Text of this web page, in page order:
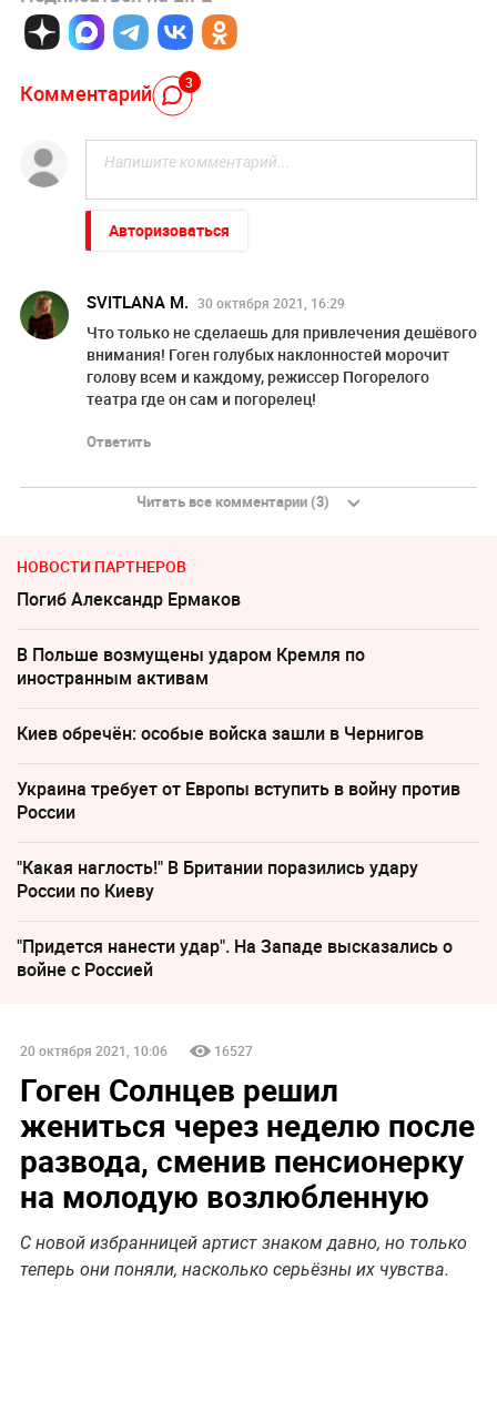
Комментарий 3
Авторизоваться
SVITLANA M. 30 октября 2021, 16:29
Что только не сделаешь для привлечения дешёвого
внимания! Гоген голубых наклонностей морочит
голову всем и каждому, режиссер Погорелого
театра где он сам и погорелец!
Ответить
Читать все комментарии (3)
НОВОСТИ ПАРТНЕРОВ
Погиб Александр Ермаков
В Польше возмущены ударом Кремля по
иностранным активам
Киев обречён: особые войска зашли в Чернигов
Украина требует от Европы вступить в войну против
России
"Какая наглость!" В Британии поразились удару
России по Киеву
"Придется нанести удар". На Западе высказались о
войне с Россией
20 октября 2021, 10:06 16527
Гоген Солнцев решил
жениться через неделю после
развода, сменив пенсионерку
на молодую возлюбленную
С новой избранницей артист знаком давно, но только
теперь они поняли, насколько серьёзны их чувства.